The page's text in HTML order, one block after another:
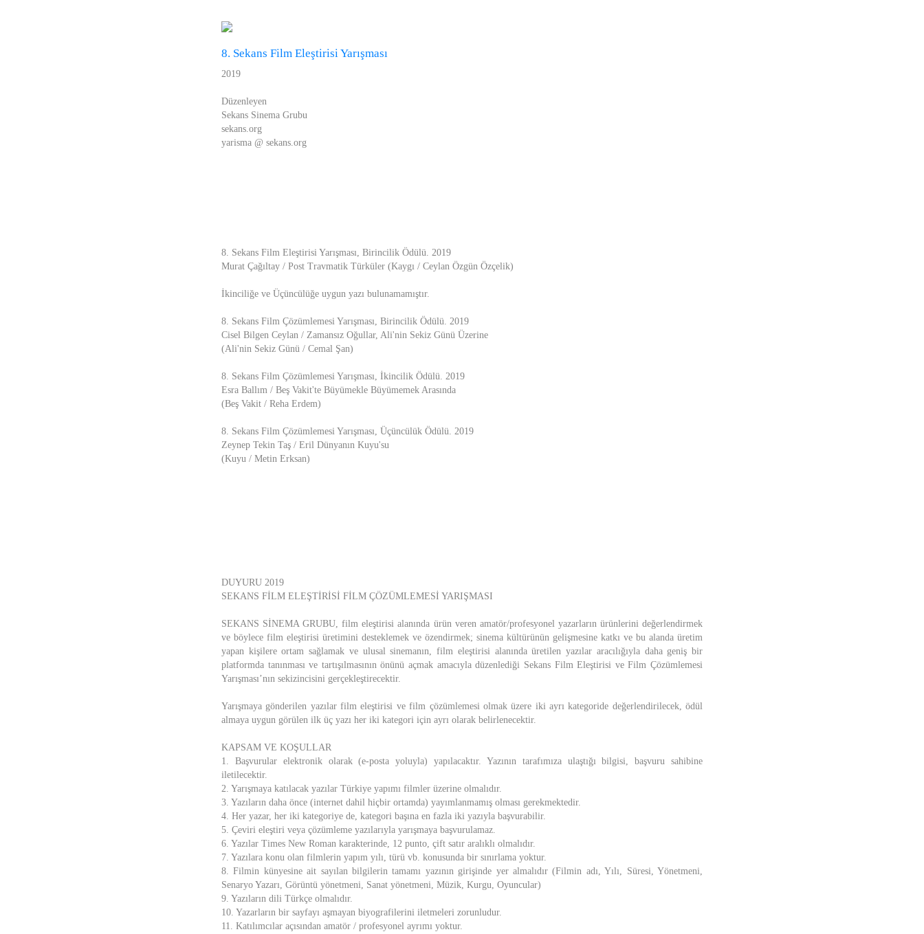
8. Sekans Film Eleştirisi Yarışması
2019
Düzenleyen
Sekans Sinema Grubu
sekans.org
yarisma @ sekans.org
8. Sekans Film Eleştirisi Yarışması, Birincilik Ödülü. 2019
Murat Çağıltay / Post Travmatik Türküler (Kaygı / Ceylan Özgün Özçelik)
İkinciliğe ve Üçüncülüğe uygun yazı bulunamamıştır.
8. Sekans Film Çözümlemesi Yarışması, Birincilik Ödülü. 2019
Cisel Bilgen Ceylan / Zamansız Oğullar, Ali'nin Sekiz Günü Üzerine
(Ali'nin Sekiz Günü / Cemal Şan)
8. Sekans Film Çözümlemesi Yarışması, İkincilik Ödülü. 2019
Esra Ballım / Beş Vakit'te Büyümekle Büyümemek Arasında
(Beş Vakit / Reha Erdem)
8. Sekans Film Çözümlemesi Yarışması, Üçüncülük Ödülü. 2019
Zeynep Tekin Taş / Eril Dünyanın Kuyu'su
(Kuyu / Metin Erksan)
DUYURU 2019
SEKANS FİLM ELEŞTİRİSİ FİLM ÇÖZÜMLEMESİ YARIŞMASI
SEKANS SİNEMA GRUBU, film eleştirisi alanında ürün veren amatör/profesyonel yazarların ürünlerini değerlendirmek
ve böylece film eleştirisi üretimini desteklemek ve özendirmek; sinema kültürünün gelişmesine katkı ve bu alanda üretim
yapan kişilere ortam sağlamak ve ulusal sinemanın, film eleştirisi alanında üretilen yazılar aracılığıyla daha geniş bir
platformda tanınması ve tartışılmasının önünü açmak amacıyla düzenlediği Sekans Film Eleştirisi ve Film Çözümlemesi
Yarışması’nın sekizincisini gerçekleştirecektir.
Yarışmaya gönderilen yazılar film eleştirisi ve film çözümlemesi olmak üzere iki ayrı kategoride değerlendirilecek, ödül
almaya uygun görülen ilk üç yazı her iki kategori için ayrı olarak belirlenecektir.
KAPSAM VE KOŞULLAR
1. Başvurular elektronik olarak (e-posta yoluyla) yapılacaktır. Yazının tarafımıza ulaştığı bilgisi, başvuru sahibine
iletilecektir.
2. Yarışmaya katılacak yazılar Türkiye yapımı filmler üzerine olmalıdır.
3. Yazıların daha önce (internet dahil hiçbir ortamda) yayımlanmamış olması gerekmektedir.
4. Her yazar, her iki kategoriye de, kategori başına en fazla iki yazıyla başvurabilir.
5. Çeviri eleştiri veya çözümleme yazılarıyla yarışmaya başvurulamaz.
6. Yazılar Times New Roman karakterinde, 12 punto, çift satır aralıklı olmalıdır.
7. Yazılara konu olan filmlerin yapım yılı, türü vb. konusunda bir sınırlama yoktur.
8. Filmin künyesine ait sayılan bilgilerin tamamı yazının girişinde yer almalıdır (Filmin adı, Yılı, Süresi, Yönetmeni,
Senaryo Yazarı, Görüntü yönetmeni, Sanat yönetmeni, Müzik, Kurgu, Oyuncular)
9. Yazıların dili Türkçe olmalıdır.
10. Yazarların bir sayfayı aşmayan biyografilerini iletmeleri zorunludur.
11. Katılımcılar açısından amatör / profesyonel ayrımı yoktur.